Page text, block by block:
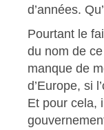
d’années.
Pourtant le
du nom de
manque de
d’Europe, si
Et pour cela,